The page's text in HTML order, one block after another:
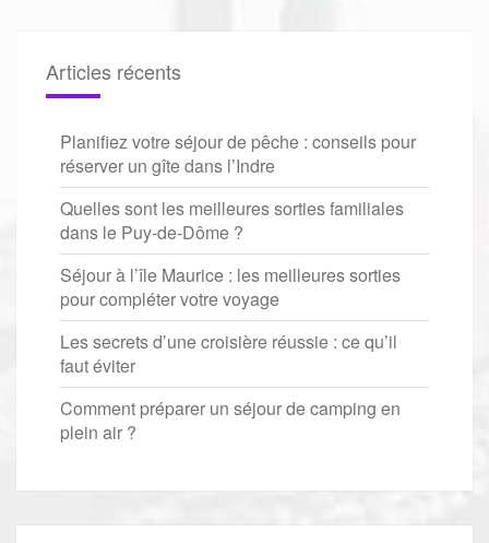
Articles récents
Planifiez votre séjour de pêche : conseils pour
réserver un gîte dans l’Indre
Quelles sont les meilleures sorties familiales
dans le Puy-de-Dôme ?
Séjour à l’île Maurice : les meilleures sorties
pour compléter votre voyage
Les secrets d’une croisière réussie : ce qu’il
faut éviter
Comment préparer un séjour de camping en
plein air ?